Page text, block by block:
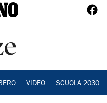
VIDEO SCUOLA 2030